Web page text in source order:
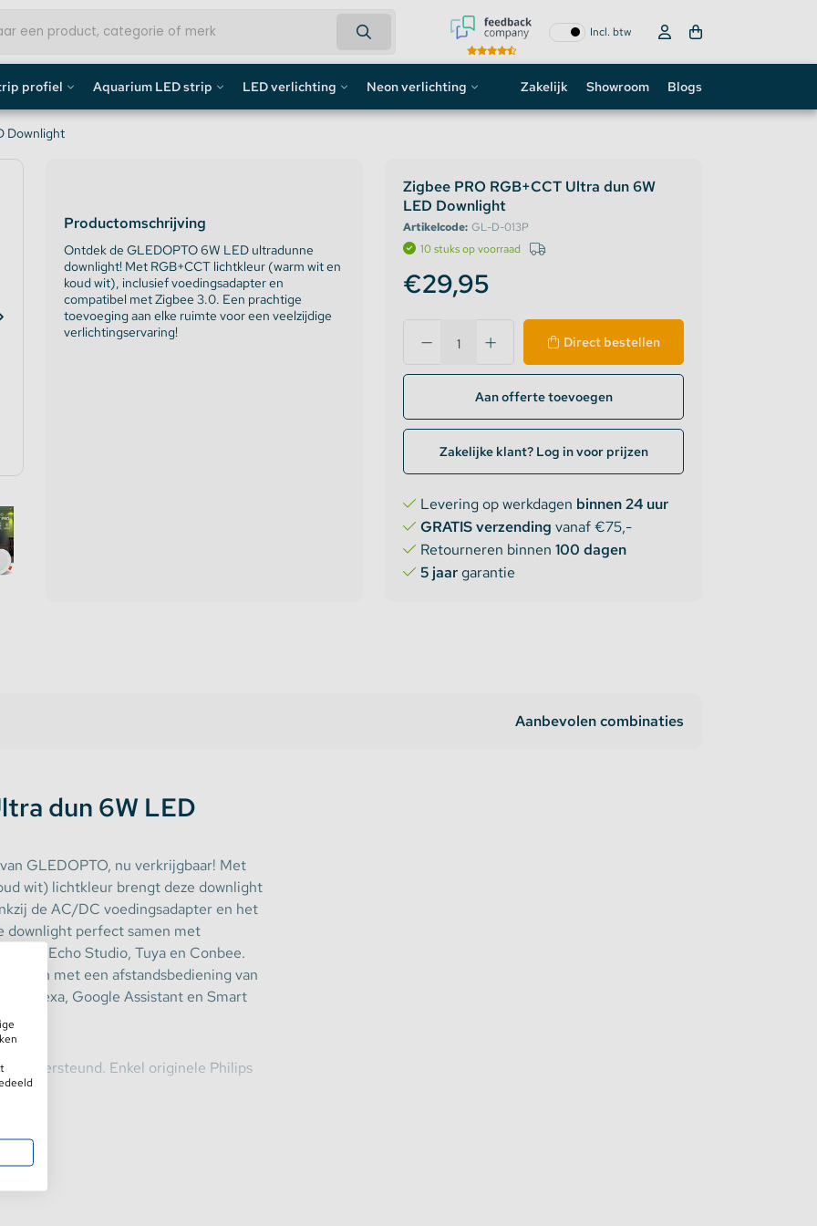
Incl. btw
profiel
/ Gipsplaten Profiel
Lumines
Aquarium LED strip
Aquarium LED Balken
LED verlichting
Overig
Neon verlichting
Custom neon sign
Neon LED strip
Zakelijk Showroom Blogs
Downlight
Productomschrijving
Ontdek de GLEDOPTO 6W LED ultradunne
downlight! Met RGB+CCT lichtkleur (warm wit en
koud wit), inclusief voedingsadapter en
compatibel met Zigbee 3.0. Een prachtige
toevoeging aan elke ruimte voor een veelzijdige
verlichtingservaring!
Zigbee PRO RGB+CCT Ultra dun 6W
LED Downlight
Artikelcode: GL-D-013P
10 stuks op voorraad
€29,95
Direct bestellen
Aan offerte toevoegen
Zakelijke klant? Log in voor prijzen
Levering op werkdagen binnen 24 uur
GRATIS verzending vanaf €75,-
Retourneren binnen 100 dagen
5 jaargarantie
Aanbevolen combinaties
dun 6W LED
GLEDOPTO, nu verkrijgbaar! Met
wit) lichtkleur brengt deze downlight
de AC/DC voedingsadapter en het
downlight perfect samen met
Echo Studio, Tuya en Conbee.
met een afstandsbediening van
Alexa, Google Assistant en Smart
ondersteund. Enkel originele Philips
CRI-waarde van meer dan 90,
Met een efficiëntie van 55 lumen